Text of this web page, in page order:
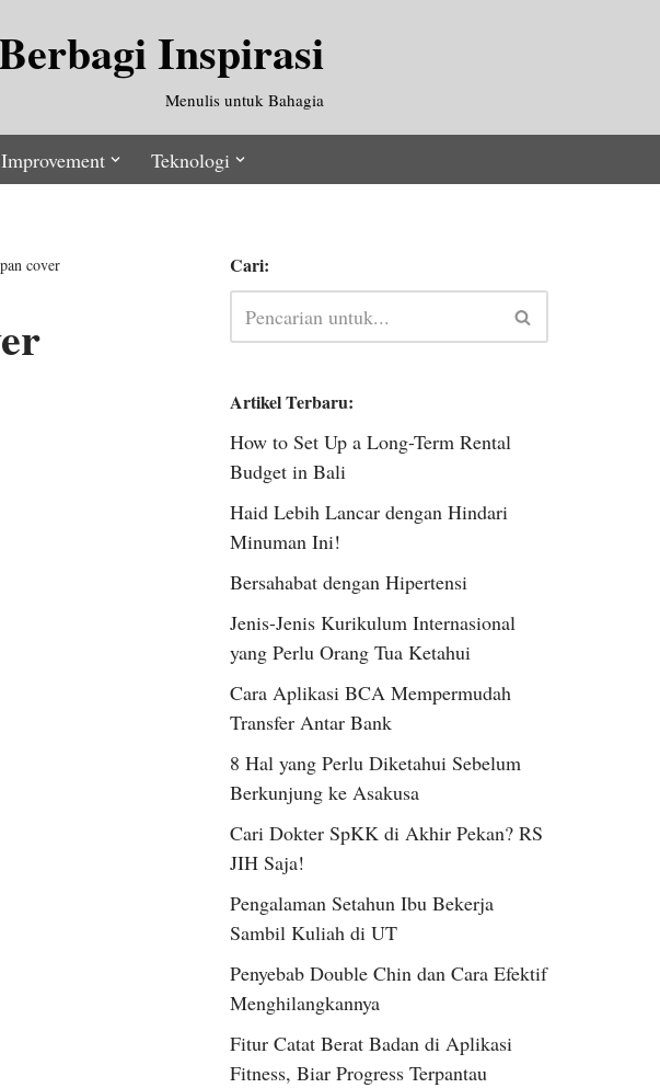
Inspirasi
Menulis untuk Bahagia
Teknologi
cover Cari:
Artikel Terbaru:
How to Set Up a Long-Term Rental
Budget in Bali
Haid Lebih Lancar dengan Hindari
Minuman Ini!
Bersahabat dengan Hipertensi
Jenis-Jenis Kurikulum Internasional
yang Perlu Orang Tua Ketahui
Cara Aplikasi BCA Mempermudah
Transfer Antar Bank
8 Hal yang Perlu Diketahui Sebelum
Berkunjung ke Asakusa
Cari Dokter SpKK di Akhir Pekan? RS
JIH Saja!
Pengalaman Setahun Ibu Bekerja
Sambil Kuliah di UT
Penyebab Double Chin dan Cara Efektif
Menghilangkannya
Fitur Catat Berat Badan di Aplikasi
Fitness, Biar Progress Terpantau